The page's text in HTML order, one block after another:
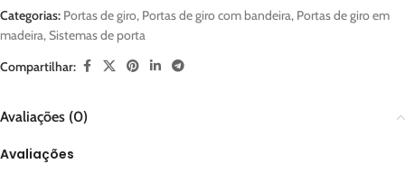
Categorias: Portas de giro, Portas de giro com bandeira, Portas de giro em
madeira,Sistemas de porta
Compartilhar:
Avaliações (0)
Avaliações